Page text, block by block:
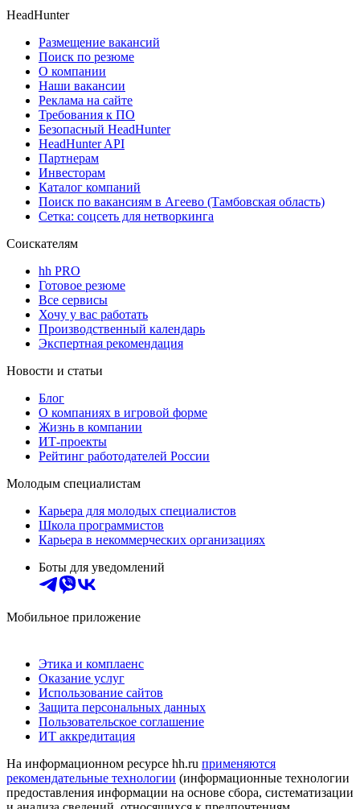
HeadHunter
Размещение вакансий
Поиск по резюме
О компании
Наши вакансии
Реклама на сайте
Требования к ПО
Безопасный HeadHunter
HeadHunter API
Партнерам
Инвесторам
Каталог компаний
Поиск по вакансиям в Агеево (Тамбовская область)
Сетка: соцсеть для нетворкинга
Соискателям
hh PRO
Готовое резюме
Все сервисы
Хочу у вас работать
Производственный календарь
Экспертная рекомендация
Новости и статьи
Блог
О компаниях в игровой форме
Жизнь в компании
ИТ-проекты
Рейтинг работодателей России
Молодым специалистам
Карьера для молодых специалистов
Школа программистов
Карьера в некоммерческих организациях
Боты для уведомлений
Мобильное приложение
Этика и комплаенс
Оказание услуг
Использование сайтов
Защита персональных данных
Пользовательское соглашение
ИТ аккредитация
На информационном ресурсе hh.ru применяются
рекомендательные технологии (информационные технологии
предоставления информации на основе сбора, систематизации